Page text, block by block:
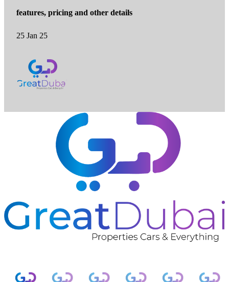
features, pricing and other details
25 Jan 25